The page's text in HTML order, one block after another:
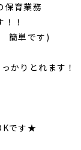
保育業務
！
簡単です)
かりとれます！
です★